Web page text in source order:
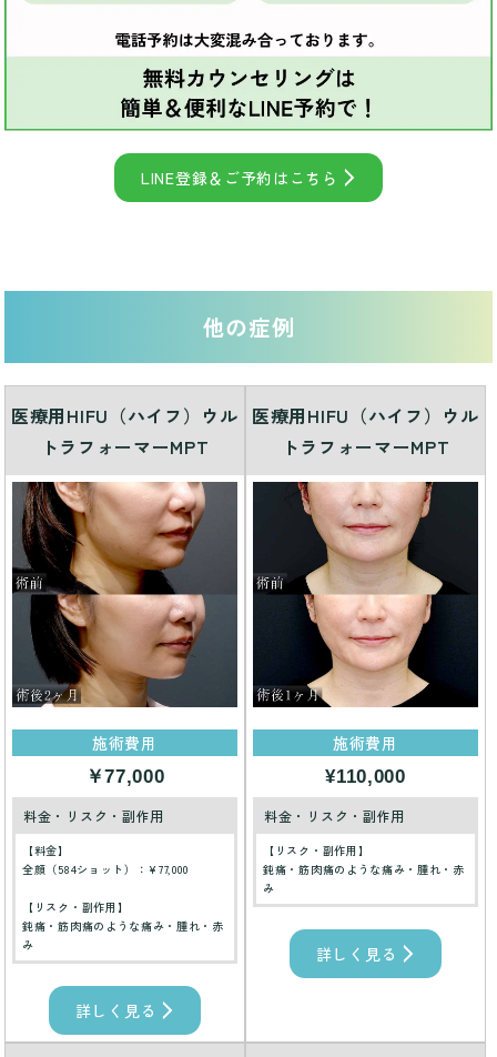
LINE登録＆ご予約はこちら
他の症例
医療用HIFU（ハイフ）ウル
トラフォーマーMPT
施術費用
￥77,000
料金・リスク・副作用
【料金】
全顔（584ショット）：¥77,000
【リスク・副作用】
鈍痛・筋肉痛のような痛み・腫れ・赤
み
詳しく見る
医療用HIFU（ハイフ）ウル
トラフォーマーMPT
施術費用
¥110,000
料金・リスク・副作用
【リスク・副作用】
鈍痛・筋肉痛のような痛み・腫れ・赤
み
詳しく見る